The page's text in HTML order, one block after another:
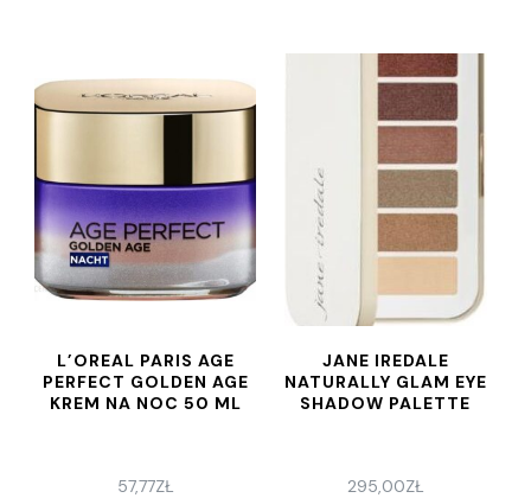
L’OREAL PARIS AGE
PERFECT GOLDEN AGE
KREM NA NOC 50 ML
57,77ZŁ
JANE IREDALE
NATURALLY GLAM EYE
SHADOW PALETTE
295,00ZŁ